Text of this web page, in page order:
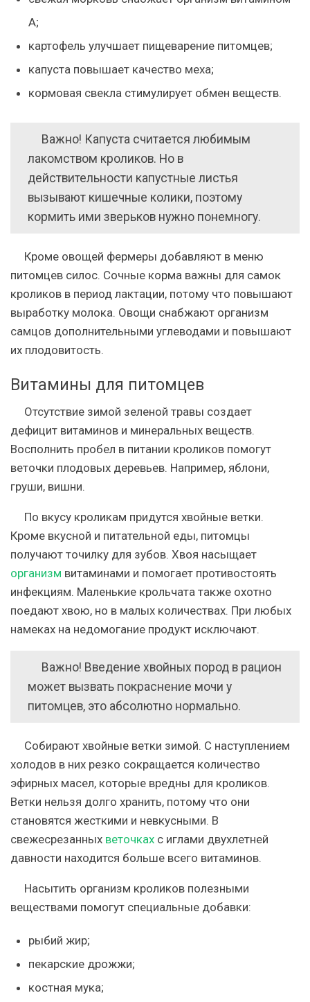
A;
картофель улучшает пищеварение питомцев;
капуста повышает качество меха;
кормовая свекла стимулирует обмен веществ.
Важно! Капуста считается любимым
лакомством кроликов. Но в
действительности капустные листья
вызывают кишечные колики, поэтому
кормить ими зверьков нужно понемногу.
Кроме овощей фермеры добавляют в меню
питомцев силос. Сочные корма важны для самок
кроликов в период лактации, потому что повышают
выработку молока. Овощи снабжают организм
самцов дополнительными углеводами и повышают
их плодовитость.
Витамины для питомцев
Отсутствие зимой зеленой травы создает
дефицит витаминов и минеральных веществ.
Восполнить пробел в питании кроликов помогут
веточки плодовых деревьев. Например, яблони,
груши, вишни.
По вкусу кроликам придутся хвойные ветки.
Кроме вкусной и питательной еды, питомцы
получают точилку для зубов. Хвоя насыщает
организм витаминами и помогает противостоять
инфекциям. Маленькие крольчата также охотно
поедают хвою, но в малых количествах. При любых
намеках на недомогание продукт исключают.
Важно! Введение хвойных пород в рацион
может вызвать покраснение мочи у
питомцев, это абсолютно нормально.
Собирают хвойные ветки зимой. С наступлением
холодов в них резко сокращается количество
эфирных масел, которые вредны для кроликов.
Ветки нельзя долго хранить, потому что они
становятся жесткими и невкусными. В
свежесрезанных веточках с иглами двухлетней
давности находится больше всего витаминов.
Насытить организм кроликов полезными
веществами помогут специальные добавки:
рыбий жир;
пекарские дрожжи;
костная мука;